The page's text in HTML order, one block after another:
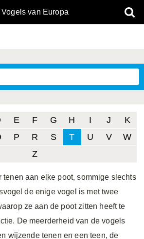
Vogels van Europa
E F G H I J
K
P R S T U V
W
Z
tenen aan elke poot, sommige slechts
de enige vogel is met twee
ze aan de poot zitten heeft te
De meerderheid van de vogels
wijzende tenen en een teen, de